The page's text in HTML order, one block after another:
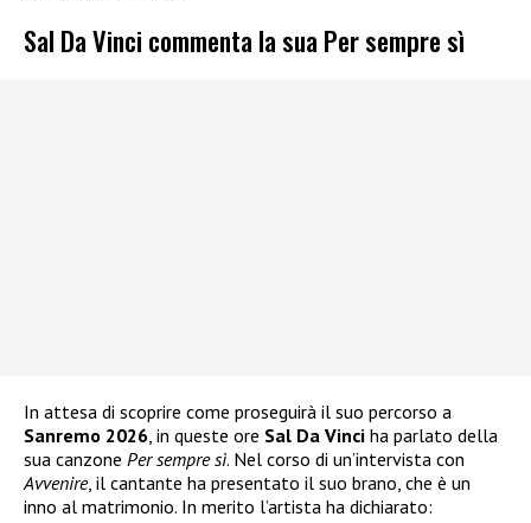
Sal Da Vinci commenta la sua Per sempre sì
In attesa di scoprire come proseguirà il suo percorso a
Sanremo 2026, in queste ore Sal Da Vinci ha parlato della
sua canzone Per sempre sì. Nel corso di un’intervista con
Avvenire, il cantante ha presentato il suo brano, che è un
inno al matrimonio. In merito l’artista ha dichiarato: